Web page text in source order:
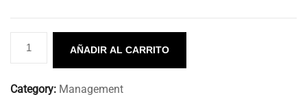
AÑADIR AL CARRITO
Category: Management